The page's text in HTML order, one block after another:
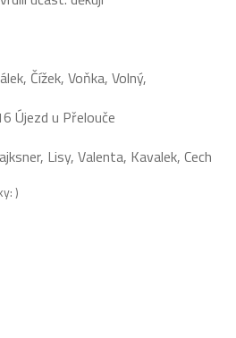
Čížek, Voňka, Volný,
Újezd u Přelouče
Lisy, Valenta, Kavalek, Cech
)